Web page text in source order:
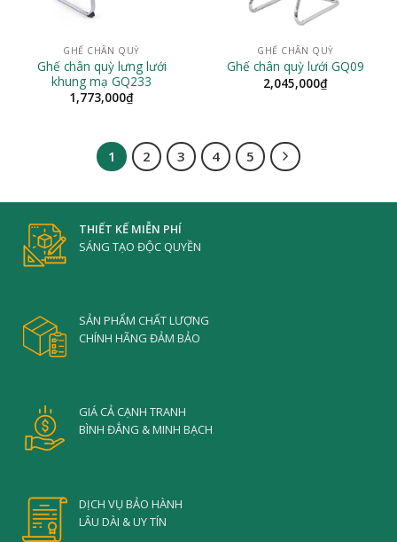
GHẾ CHÂN QUỲ
Ghế chân quỳ lưng lưới
khung mạ GQ233
1,773,000₫
GHẾ CHÂN QUỲ
Ghế chân quỳ lưới GQ09
2,045,000₫
1 2 3 4 5
THIẾT KẾ MIỄN PHÍ
SÁNG TẠO ĐỘC QUYỀN
SẢN PHẨM CHẤT LƯỢNG
CHÍNH HÃNG ĐẢM BẢO
GIÁ CẢ CẠNH TRANH
BÌNH ĐẲNG & MINH BẠCH
DỊCH VỤ BẢO HÀNH
LÂU DÀI & UY TÍN